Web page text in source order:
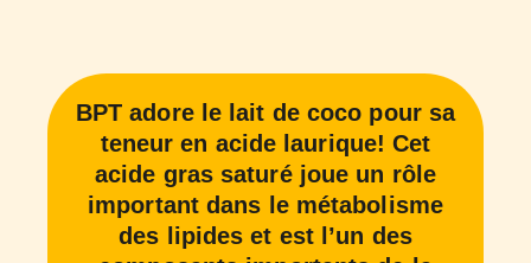
BPT adore le lait de coco pour sa
teneur en acide laurique! Cet
acide gras saturé joue un rôle
important dans le métabolisme
des lipides et est l’un des